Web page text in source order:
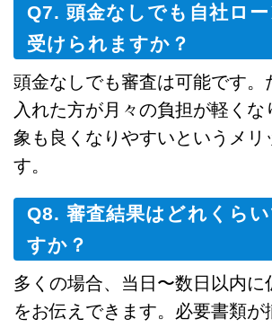
Q7. 頭金なしでも自社ロ
受けられますか？
頭金なしでも審査は可能です。
入れた方が月々の負担が軽くな
象も良くなりやすいというメリ
す。
Q8. 審査結果はどれくら
すか？
多くの場合、当日〜数日以内に
をお伝えできます。必要書類が